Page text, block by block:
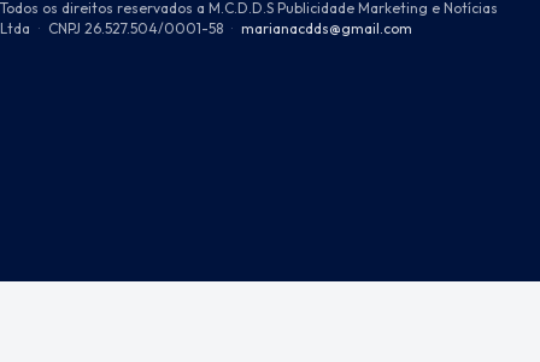
Todos os direitos reservados a M.C.D.D.S Publicidade Marketing e Notícias
Ltda · CNPJ 26.527.504/0001-58 · marianacdds@gmail.com